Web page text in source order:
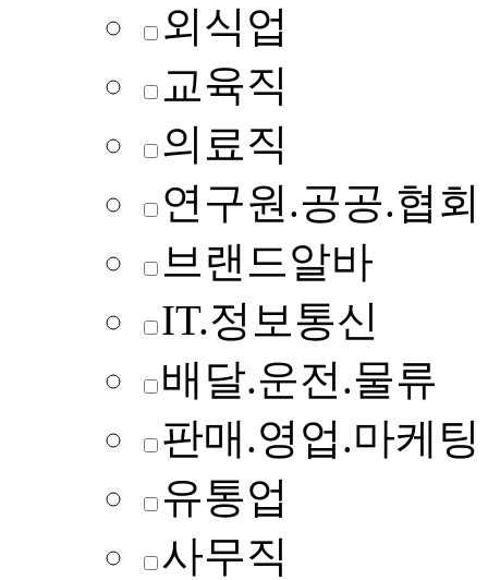
외식업
교육직
의료직
연구원.공공.협회
브랜드알바
IT.정보통신
배달.운전.물류
판매.영업.마케팅
유통업
사무직